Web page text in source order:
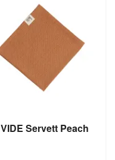
VIDE Servett Peach